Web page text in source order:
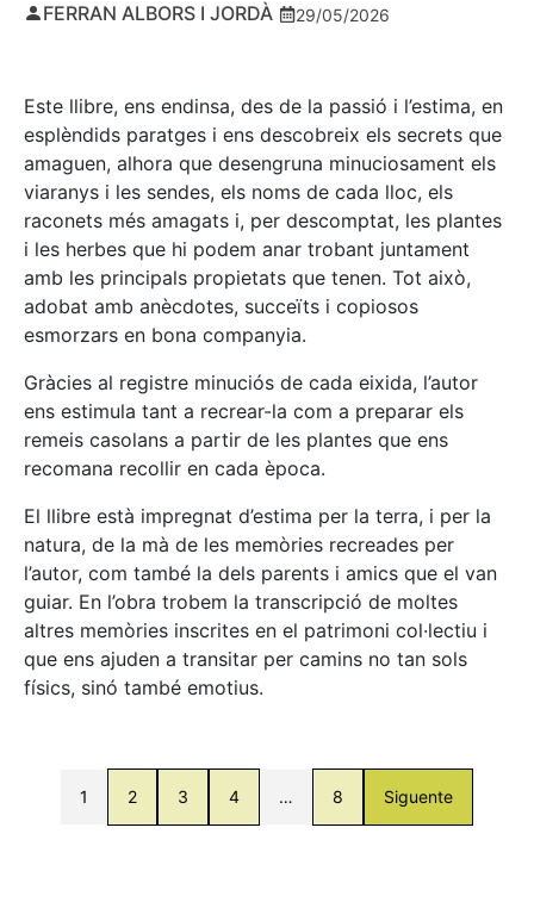
FERRAN ALBORS I JORDÀ 29/05/2026
Este llibre, ens endinsa, des de la passió i l’estima, en
esplèndids paratges i ens descobreix els secrets que
amaguen, alhora que desengruna minuciosament els
viaranys i les sendes, els noms de cada lloc, els
raconets més amagats i, per descomptat, les plantes
i les herbes que hi podem anar trobant juntament
amb les principals propietats que tenen. Tot això,
adobat amb anècdotes, succeïts i copiosos
esmorzars en bona companyia.
Gràcies al registre minuciós de cada eixida, l’autor
ens estimula tant a recrear-la com a preparar els
remeis casolans a partir de les plantes que ens
recomana recollir en cada època.
El llibre està impregnat d’estima per la terra, i per la
natura, de la mà de les memòries recreades per
l’autor, com també la dels parents i amics que el van
guiar. En l’obra trobem la transcripció de moltes
altres memòries inscrites en el patrimoni col·lectiu i
que ens ajuden a transitar per camins no tan sols
físics, sinó també emotius.
1 2 3 4 … 8 Siguente